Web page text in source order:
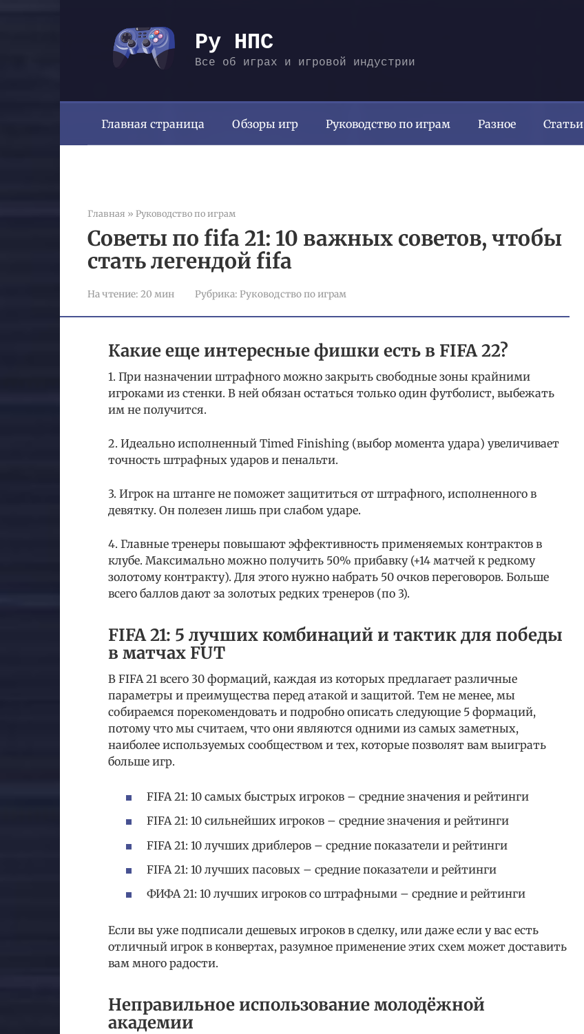
Ру НПС
Все об играх и игровой индустрии
Главная страница Обзоры игр Руководство по играм Разное Статьи
Главная » Руководство по играм
Советы по fifa 21: 10 важных советов, чтобы
стать легендой fifa
На чтение: 20 мин Рубрика: Руководство по играм
Какие еще интересные фишки есть в FIFA 22?
1. При назначении штрафного можно закрыть свободные зоны крайними
игроками из стенки. В ней обязан остаться только один футболист, выбежать
им не получится.
2. Идеально исполненный Timed Finishing (выбор момента удара) увеличивает
точность штрафных ударов и пенальти.
3. Игрок на штанге не поможет защититься от штрафного, исполненного в
девятку. Он полезен лишь при слабом ударе.
4. Главные тренеры повышают эффективность применяемых контрактов в
клубе. Максимально можно получить 50% прибавку (+14 матчей к редкому
золотому контракту). Для этого нужно набрать 50 очков переговоров. Больше
всего баллов дают за золотых редких тренеров (по 3).
FIFA 21: 5 лучших комбинаций и тактик для победы
в матчах FUT
В FIFA 21 всего 30 формаций, каждая из которых предлагает различные
параметры и преимущества перед атакой и защитой. Тем не менее, мы
собираемся порекомендовать и подробно описать следующие 5 формаций,
потому что мы считаем, что они являются одними из самых заметных,
наиболее используемых сообществом и тех, которые позволят вам выиграть
больше игр.
FIFA 21: 10 самых быстрых игроков – средние значения и рейтинги
FIFA 21: 10 сильнейших игроков – средние значения и рейтинги
FIFA 21: 10 лучших дриблеров – средние показатели и рейтинги
FIFA 21: 10 лучших пасовых – средние показатели и рейтинги
ФИФА 21: 10 лучших игроков со штрафными – средние и рейтинги
Если вы уже подписали дешевых игроков в сделку, или даже если у вас есть
отличный игрок в конвертах, разумное применение этих схем может доставить
вам много радости.
Неправильное использование молодёжной
академии